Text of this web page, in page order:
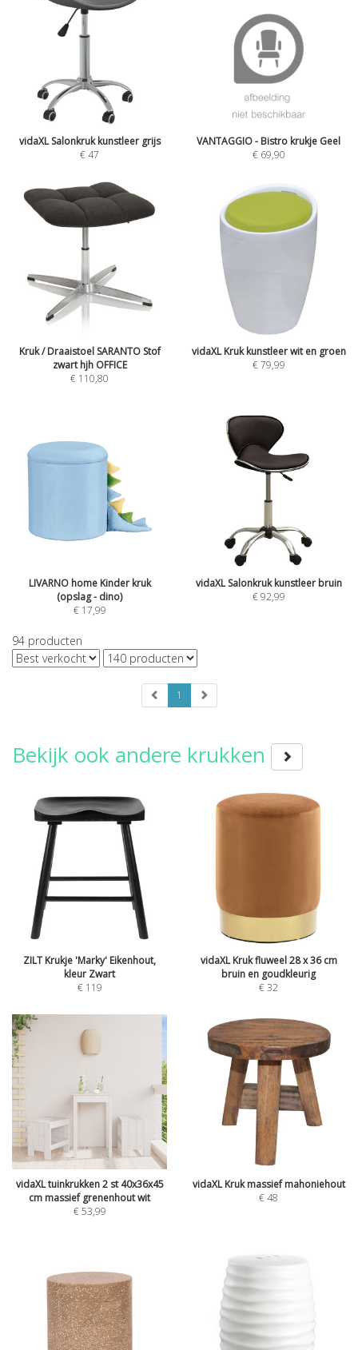
vidaXL Salonkruk kunstleer grijs
€47
VANTAGGIO - Bistro krukje Geel
€ 69,90
Kruk / Draaistoel SARANTO Stof
zwart hjh OFFICE
€ 110,80
vidaXL Kruk kunstleer wit en groen
€79,99
LIVARNO home Kinder kruk
(opslag - dino)
€ 17,99
vidaXL Salonkruk kunstleer bruin
€92,99
94 producten
1
Bekijk ook andere krukken
ZILT Krukje 'Marky' Eikenhout,
kleur Zwart
€ 119
vidaXL Kruk fluweel 28 x 36 cm
bruin en goudkleurig
€32
vidaXL tuinkrukken 2 st 40x36x45
cm massief grenenhout wit
€53,99
vidaXL Kruk massief mahoniehout
€48